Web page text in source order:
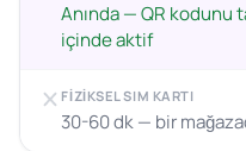
Anında — QR kodunu
içinde aktif
FIZIKSEL SIM KARTI
30-60 dk — bir